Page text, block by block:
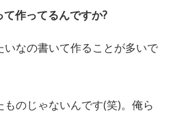
作ってるんですか?
いなの書いて作ることが多いで
のじゃないんです(笑)。俺ら